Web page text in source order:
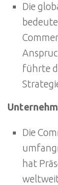
Die
führte
Die
hat